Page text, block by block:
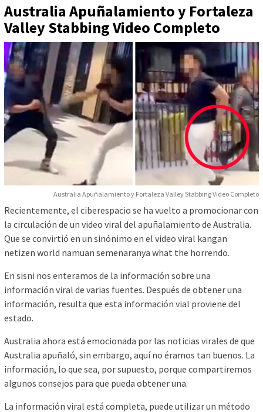
Australia Apuñalamiento y Fortaleza
Valley Stabbing Video Completo
Australia Apuñalamiento y Fortaleza Valley Stabbing Video Completo
Recientemente, el ciberespacio se ha vuelto a promocionar con
la circulación de un video viral del apuñalamiento de Australia.
Que se convirtió en un sinónimo en el video viral kangan
netizen world namuan semenaranya what the horrendo.
En sisni nos enteramos de la información sobre una
información viral de varias fuentes. Después de obtener una
información, resulta que esta información vial proviene del
estado.
Australia ahora está emocionada por las noticias virales de que
Australia apuñaló, sin embargo, aquí no éramos tan buenos. La
información, lo que sea, por supuesto, porque compartiremos
algunos consejos para que pueda obtener una.
La información viral está completa, puede utilizar un método